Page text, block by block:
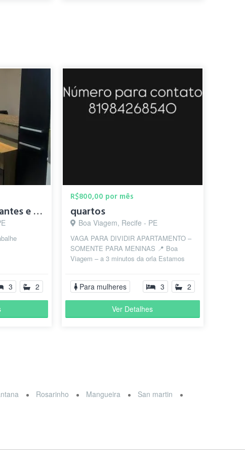
quarto para estudantes e trabalhe
3 2
R$800,00 por mês
quartos
Boa Viagem, Recife - PE
VAGA PARA DIVIDIR APARTAMENTO –
SOMENTE PARA MENINAS 📍 Boa
Viagem – a 3 minutos da orla Estamos
aconchegante e...
Para mulheres 3 2
Ver Detalhes
Rosarinho Mangueira
San martin